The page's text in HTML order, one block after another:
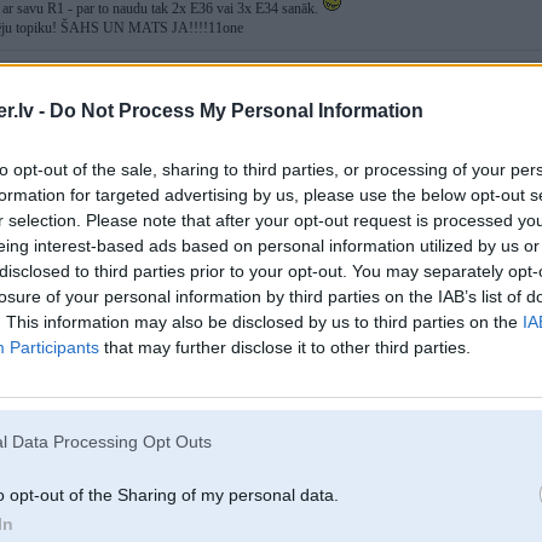
- Do Not Process My Personal Information
opt-out of the sale, sharing to third parties, or processing of your
for targeted advertising by us, please use the below opt-out
selection. Please note that after your opt-out request is processed
interest-based ads based on personal information utilized by us
to third parties prior to your opt-out. You may separately
of your personal information by third parties on the IAB’s list of
This information may also be disclosed by us to third parties on the
Participants that may further disclose it to other third parties.
Data Processing Opt Outs
opt-out of the Sharing of my personal data.
savu R1 - par to naudu tak 2x E36 vai 3x E34 sanāk.
topiku! ŠAHS UN MATS JA!!!!11one
iršhttp://www.vespa.lv/vespa/lv/models/gts/super-125
2016, 23:50
2016, 22:11
shitos "cenu saliidzinajumus".
maksaa preciizi tikpat kaa jauns auto (Dacia Logan). 8400eur laikam vai kkas taads.
no shitaa saliidzinaajuma? Neko. Man to autinju par velti nevajag
ari var svaarstiities no 500eur lidz 30keur vai cik tur.
juurmalaa. Nu po, Tu tak pulksteni peerc, ne maaju.
jaunu. Stikls (jauns) Motofavoriitaa laikam ap 180eur bija. vai 280, neatceros